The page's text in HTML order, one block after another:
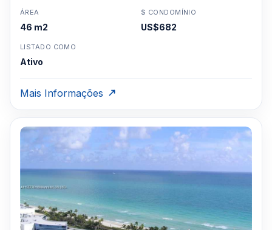
ÁREA
46 m2
$ CONDOMÍNIO
US$682
LISTADO COMO
Ativo
Mais Informações